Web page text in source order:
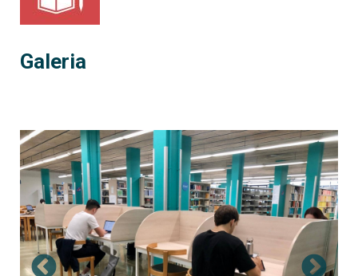
Galeria
i Informàtica
electrificats als CRAI biblioteques
CRAI Biblioteca d'Economia i
Nous cubicles individuals